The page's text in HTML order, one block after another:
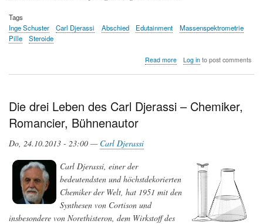
Tags
Inge Schuster
Carl Djerassi Abschied Edutainment
Massenspektrometrie
Pille
Steroide
Read moreabout
Log into post comments
Die drei Leben des Carl Djerassi – Chemiker,
Romancier, Bühnenautor
Do, 24.10.2013 - 23:00 — Carl Djerassi
Carl Djerassi, einer der
bedeutendsten und höchstdekorierten
Chemiker der Welt, hat 1951 mit den
Synthesen von Cortison und
insbesondere von Norethisteron, dem Wirkstoff des